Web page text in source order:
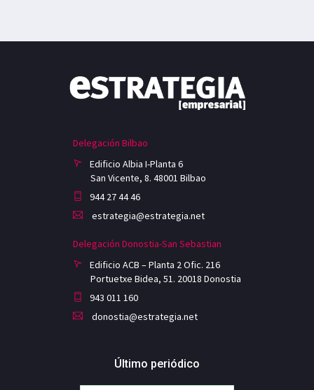
Delegación Bilbao
Edificio Albia I-Planta 6
San Vicente, 8. 48001 Bilbao
944 27 44 46
estrategia@estrategia.net
Delegación Donostia-San Sebastian
Edificio ACB – Planta 2 Ofic. 216
Portuetxe Bidea, 51. 20018 Donostia
943 011 160
donostia@estrategia.net
Último periódico